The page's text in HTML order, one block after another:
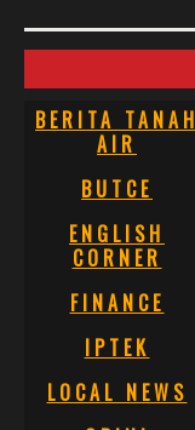
BERITA TANAH
AIR
BUTCE
ENGLISH
CORNER
FINANCE
IPTEK
LOCAL NEWS